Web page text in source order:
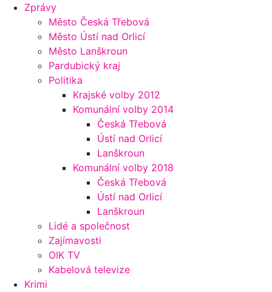
Zprávy
Město Česká Třebová
Město Ústí nad Orlicí
Město Lanškroun
Pardubický kraj
Politika
Krajské volby 2012
Komunální volby 2014
Česká Třebová
Ústí nad Orlicí
Lanškroun
Komunální volby 2018
Česká Třebová
Ústí nad Orlicí
Lanškroun
Lidé a společnost
Zajímavosti
OIK TV
Kabelová televize
Krimi